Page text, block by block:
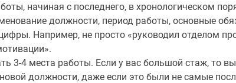
начиная с последнего, в хронологическом
должности, период работы, основные
Например, не просто «руководил отделом
3-4 места работы. Если у вас большой стаж, то
должности, даже если это были не самые